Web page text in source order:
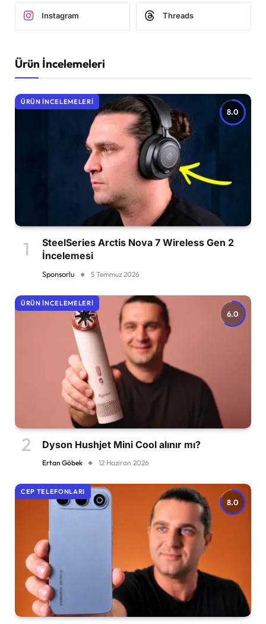
Instagram Threads
Ürün İncelemeleri
8.0
ÜRÜN İNCELEMELERI
SteelSeries Arctis Nova 7 Wireless Gen 2
İncelemesi
Sponsorlu 5 Temmuz 2026
6.0
ÜRÜN İNCELEMELERI
Dyson Hushjet Mini Cool alınır mı?
Ertan Göbek 12 Haziran 2026
8.0
CEP TELEFONLARI